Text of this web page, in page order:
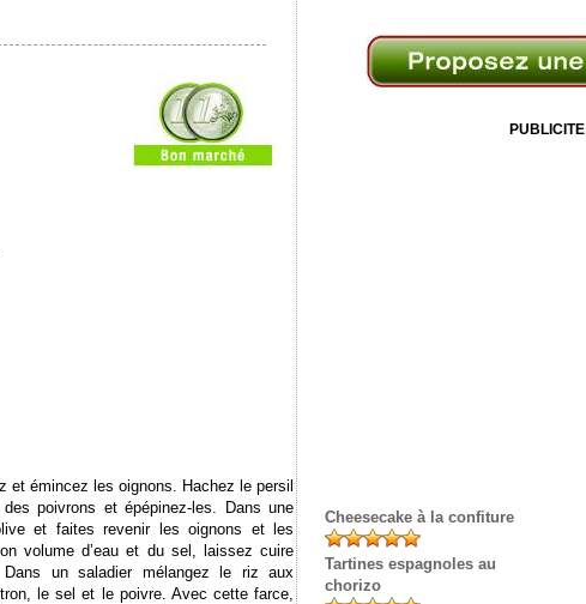
et émincez les oignons. Hachez le persil
poivrons et épépinez-les. Dans une
et faites revenir les oignons et les
volume d’eau et du sel, laissez cuire
Dans un saladier mélangez le riz aux
le sel et le poivre. Avec cette farce,
PUBLICITE
Cheesecake à la confiture
Tartines espagnoles au
chorizo